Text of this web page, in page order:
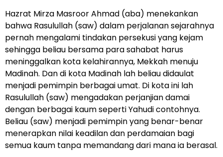
Hazrat Mirza Masroor Ahmad (aba) menekankan
bahwa Rasulullah (saw) dalam perjalanan sejarahnya
pernah mengalami tindakan persekusi yang kejam
sehingga beliau bersama para sahabat harus
meninggalkan kota kelahirannya, Mekkah menuju
Madinah. Dan di kota Madinah lah beliau didaulat
menjadi pemimpin berbagai umat. Di kota ini lah
Rasulullah (saw) mengadakan perjanjian damai
dengan berbagai kaum seperti Yahudi contohnya.
Beliau (saw) menjadi pemimpin yang benar-benar
menerapkan nilai keadilan dan perdamaian bagi
semua kaum tanpa memandang dari mana ia berasal.